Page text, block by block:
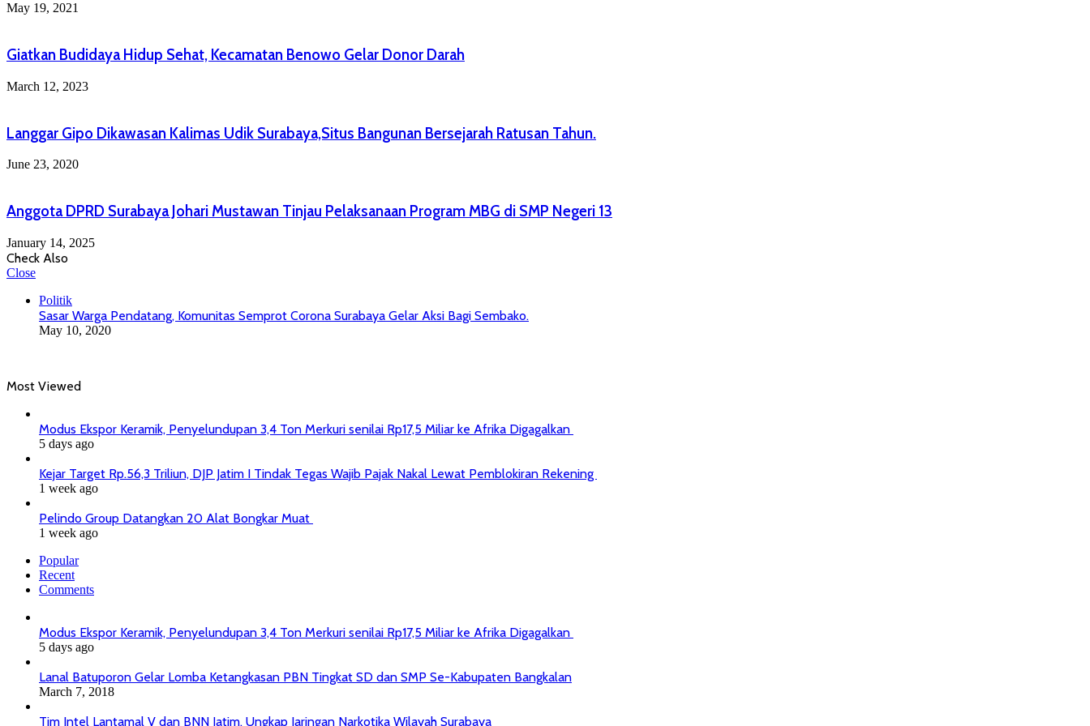
May 19, 2021
Giatkan Budidaya Hidup Sehat, Kecamatan Benowo Gelar Donor Darah
March 12, 2023
Langgar Gipo Dikawasan Kalimas Udik Surabaya,Situs Bangunan Bersejarah Ratusan Tahun.
June 23, 2020
Anggota DPRD Surabaya Johari Mustawan Tinjau Pelaksanaan Program MBG di SMP Negeri 13
January 14, 2025
Check Also
Close
Politik
Sasar Warga Pendatang, Komunitas Semprot Corona Surabaya Gelar Aksi Bagi Sembako.
May 10, 2020
Most Viewed
Modus Ekspor Keramik, Penyelundupan 3,4 Ton Merkuri senilai Rp17,5 Miliar ke Afrika Digagalkan
5 days ago
Kejar Target Rp.56,3 Triliun, DJP Jatim I Tindak Tegas Wajib Pajak Nakal Lewat Pemblokiran Rekening
1 week ago
Pelindo Group Datangkan 20 Alat Bongkar Muat
1 week ago
Popular
Recent
Comments
Modus Ekspor Keramik, Penyelundupan 3,4 Ton Merkuri senilai Rp17,5 Miliar ke Afrika Digagalkan
5 days ago
Lanal Batuporon Gelar Lomba Ketangkasan PBN Tingkat SD dan SMP Se-Kabupaten Bangkalan
March 7, 2018
Tim Intel Lantamal V dan BNN Jatim, Ungkap Jaringan Narkotika Wilayah Surabaya